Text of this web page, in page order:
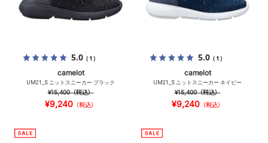
5.0（1）
camelot
UM21_S ニットスニーカー ブラック
¥15,400（税込）
¥9,240（税込）
5.0（1）
camelot
UM21_S ニットスニーカー ネイビー
¥15,400（税込）
¥9,240（税込）